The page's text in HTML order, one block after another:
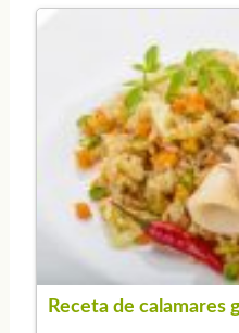
Receta de calamares